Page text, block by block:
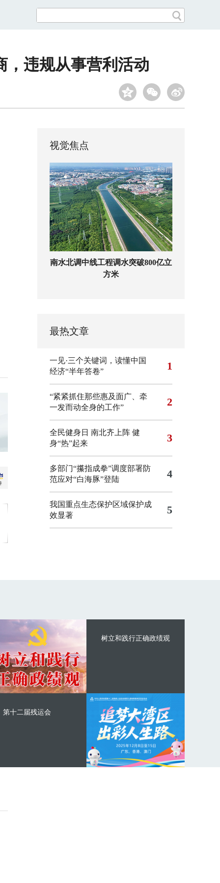
，违规从事营利活动
视觉焦点
南水北调中线工程调水突破800亿立
方米
最热文章
一见·三个关键词，读懂中国
经济“半年答卷”
1
“紧紧抓住那些惠及面广、牵
一发而动全身的工作”
2
全民健身日 南北齐上阵 健
身“热”起来
3
多部门“攥指成拳”调度部署防
范应对“白海豚”登陆
4
我国重点生态保护区域保护成
效显著
5
树立和践行正确政绩观
第十二届残运会